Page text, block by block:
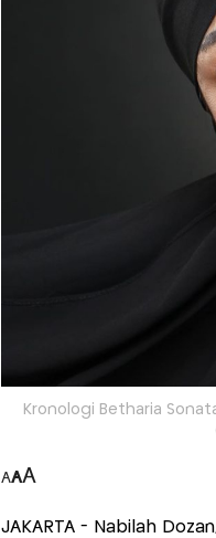
Kronologi Betharia
AAA
JAKARTA - Nabilah